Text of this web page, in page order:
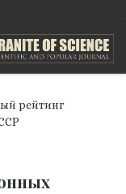
рейтинг